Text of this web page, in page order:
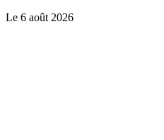
Le 6 août 2026